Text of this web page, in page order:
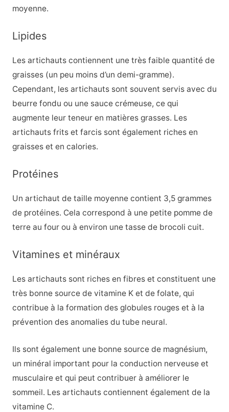
moyenne.
Lipides
Les artichauts contiennent une très faible quantité de
graisses (un peu moins d’un demi-gramme).
Cependant, les artichauts sont souvent servis avec du
beurre fondu ou une sauce crémeuse, ce qui
augmente leur teneur en matières grasses. Les
artichauts frits et farcis sont également riches en
graisses et en calories.
Protéines
Un artichaut de taille moyenne contient 3,5 grammes
de protéines. Cela correspond à une petite pomme de
terre au four ou à environ une tasse de brocoli cuit.
Vitamines et minéraux
Les artichauts sont riches en fibres et constituent une
très bonne source de vitamine K et de folate, qui
contribue à la formation des globules rouges et à la
prévention des anomalies du tube neural.
Ils sont également une bonne source de magnésium,
un minéral important pour la conduction nerveuse et
musculaire et qui peut contribuer à améliorer le
sommeil. Les artichauts contiennent également de la
vitamine C.